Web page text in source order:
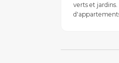
verts et